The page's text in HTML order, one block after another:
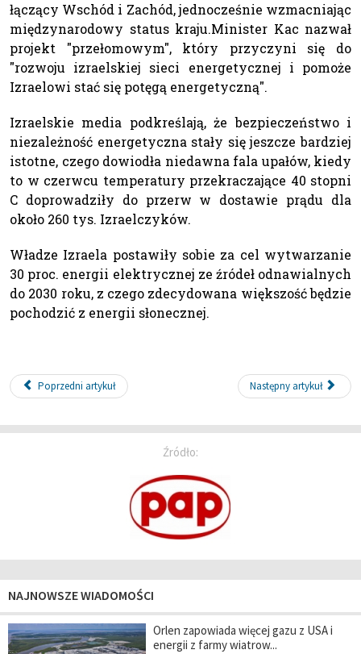
łączący Wschód i Zachód, jednocześnie wzmacniając
międzynarodowy status kraju.Minister Kac nazwał
projekt "przełomowym", który przyczyni się do
"rozwoju izraelskiej sieci energetycznej i pomoże
Izraelowi stać się potęgą energetyczną".
Izraelskie media podkreślają, że bezpieczeństwo i
niezależność energetyczna stały się jeszcze bardziej
istotne, czego dowiodła niedawna fala upałów, kiedy
to w czerwcu temperatury przekraczające 40 stopni
C doprowadziły do przerw w dostawie prądu dla
około 260 tys. Izraelczyków.
Władze Izraela postawiły sobie za cel wytwarzanie
30 proc. energii elektrycznej ze źródeł odnawialnych
do 2030 roku, z czego zdecydowana większość będzie
pochodzić z energii słonecznej.
Poprzedni artykuł Następny artykuł
Źródło:
NAJNOWSZE WIADOMOŚCI
Orlen zapowiada więcej gazu z USA i
energii z farmy wiatrow...